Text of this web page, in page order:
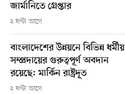
জার্মানিতে গ্রেপ্তার
২ ঘণ্টা আগে
বাংলাদেশের উন্নয়নে বিভিন্ন ধর্মীয়
সম্প্রদায়ের গুরুত্বপূর্ণ অবদান
রয়েছে: মার্কিন রাষ্ট্রদূত
২ ঘণ্টা আগে